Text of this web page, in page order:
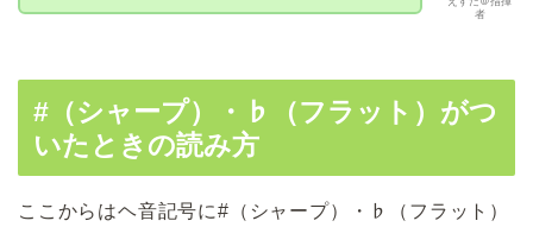
者
#（シャープ）・♭（フラット）がつ
いたときの読み方
ここからはヘ音記号に#（シャープ）・♭（フラット）